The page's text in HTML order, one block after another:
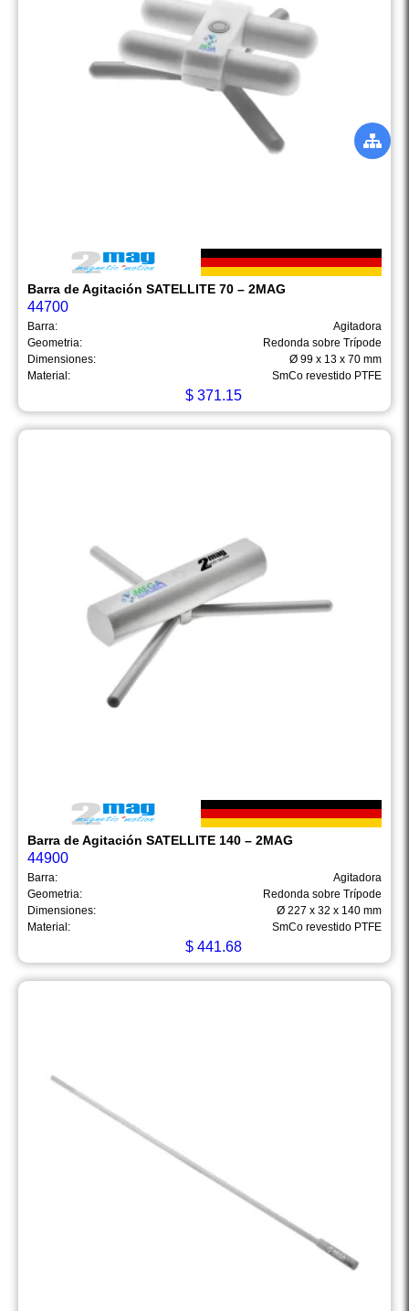
Barra de Agitación SATELLITE 70 – 2MAG
44700
Barra:
Agitadora
Geometria:
Redonda sobre Trípode
Dimensiones:
Ø 99 x 13 x 70 mm
Material:
SmCo revestido PTFE
$ 371.15
Barra de Agitación SATELLITE 140 – 2MAG
44900
Barra:
Agitadora
Geometria:
Redonda sobre Trípode
Dimensiones:
Ø 227 x 32 x 140 mm
Material:
SmCo revestido PTFE
$ 441.68